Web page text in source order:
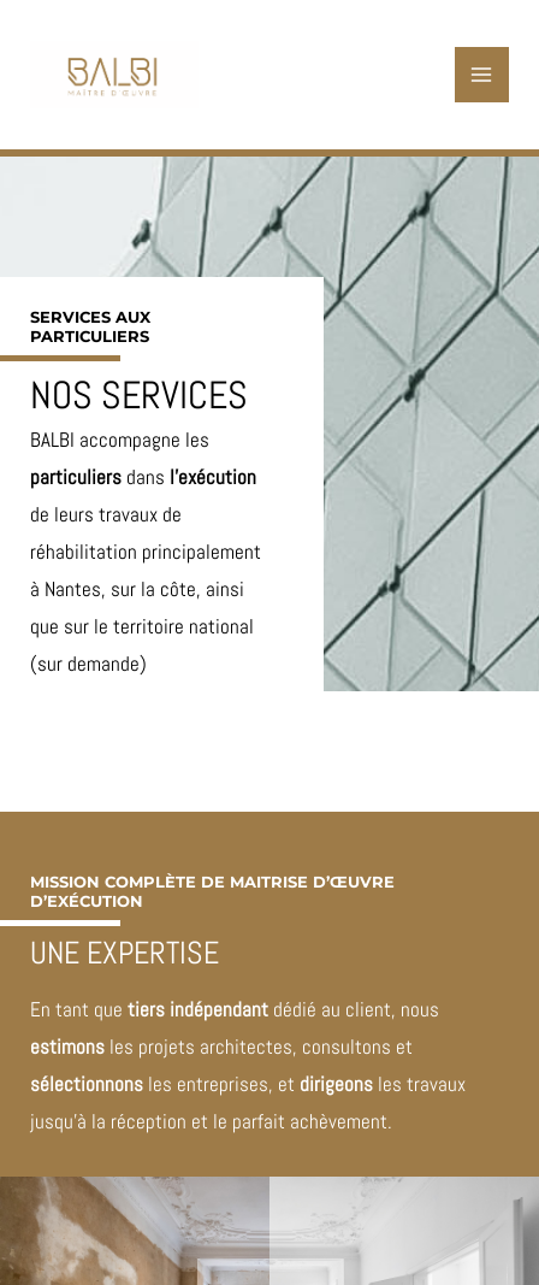
MENU
SERVICES AUX
PARTICULIERS
NOS SERVICES
BALBI accompagne les
particuliers dans l’exécution
de leurs travaux de
réhabilitation principalement
à Nantes, sur la côte, ainsi
que sur le territoire national
(sur demande)
MISSION COMPLÈTE DE MAITRISE D’ŒUVRE
D’EXÉCUTION
UNE EXPERTISE
En tant que tiers indépendant dédié au client, nous
estimons les projets architectes, consultons et
sélectionnons les entreprises, et dirigeons les travaux
jusqu’à la réception et le parfait achèvement.